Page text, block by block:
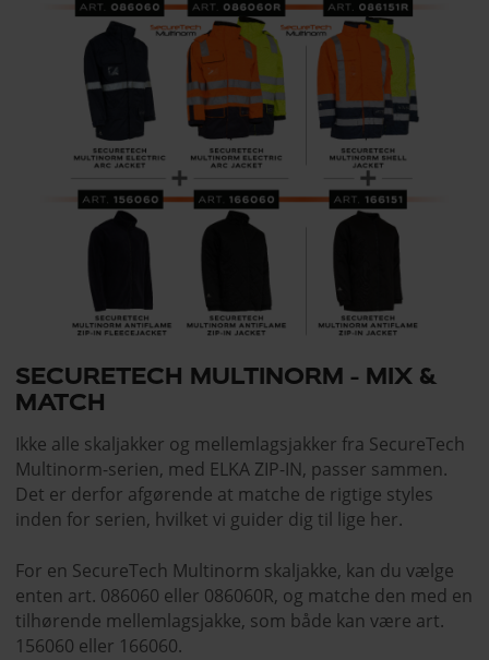
SECURETECH MULTINORM - MIX &
MATCH
Ikke alle skaljakker og mellemlagsjakker fra SecureTech
Multinorm-serien, med ELKA ZIP-IN, passer sammen.
Det er derfor afgørende at matche de rigtige styles
inden for serien, hvilket vi guider dig til lige her.
For en SecureTech Multinorm skaljakke, kan du vælge
enten art. 086060 eller 086060R, og matche den med en
tilhørende mellemlagsjakke, som både kan være art.
156060 eller 166060.